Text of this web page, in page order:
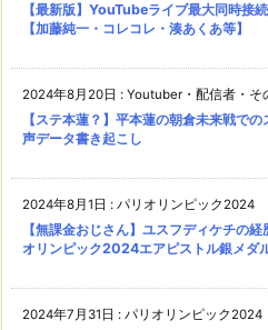
【最新版】YouTubeライブ最大同時接
【加藤純一・コレコレ・湊あくあ等】
2024年8月20日 : Youtuber・配信者・そ
【ステ本蓮？】平本蓮の朝倉未来戦で
声データ書き起こし
2024年8月1日 : パリオリンピック2024
【無課金おじさん】ユスフディケチの
オリンピック2024エアピストル銀メダル
2024年7月31日 : パリオリンピック2024